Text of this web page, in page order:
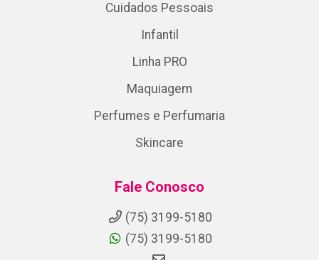
Cuidados Pessoais
Infantil
Linha PRO
Maquiagem
Perfumes e Perfumaria
Skincare
Fale Conosco
(75) 3199-5180
(75) 3199-5180